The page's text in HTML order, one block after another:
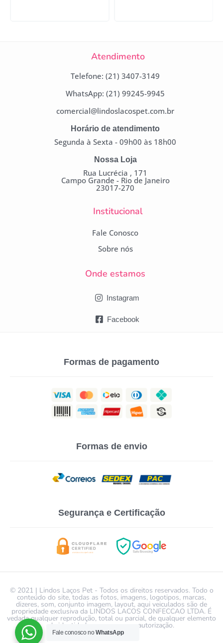
Atendimento
Telefone: (21) 3407-3149
WhatsApp: (21) 99245-9945
comercial@lindoslacospet.com.br
Horário de atendimento
Segunda à Sexta - 09h00 às 18h00
Nossa Loja
Rua Lucrécia , 171
Campo Grande - Rio de Janeiro
23017-270
Institucional
Fale Conosco
Sobre nós
Onde estamos
Instagram
Facebook
Formas de pagamento
Formas de envio
Segurança e Certificação
© 2021 | Lindos Laços Pet - Todos os direitos reservados. Todo o
conteúdo do site, todas as fotos, imagens, logotipos, marcas,
dizeres, som, conjunto imagem, layout, aqui veiculados são de
propriedade exclusiva da LINDOS LACOS CONFECCAO LTDA. É
vedada qualquer reprodução, total ou parcial, de qualquer elemento
de identidade, sem expressa autorização.
Fale conosco noWhatsApp